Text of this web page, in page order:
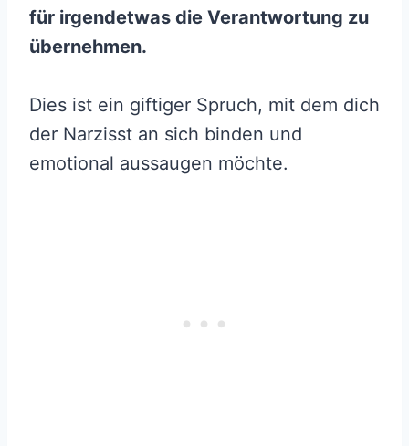
für irgendetwas die Verantwortung zu
übernehmen.
Dies ist ein giftiger Spruch, mit dem dich
der Narzisst an sich binden und
emotional aussaugen möchte.